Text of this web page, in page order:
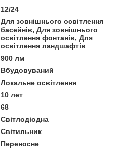
12/24
Для зовнішнього освітлення
басейнів, Для зовнішнього
освітлення фонтанів, Для
освітлення ландшафтів
900 лм
Вбудовуваний
Локальне освітлення
10 лет
68
Світлодіодна
Світильник
Переносне